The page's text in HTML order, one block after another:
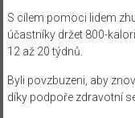
S cílem pomoci lidem
účastníky držet 800-
12 až 20 týdnů.
Byli povzbuzeni, aby
díky podpoře zdravotní